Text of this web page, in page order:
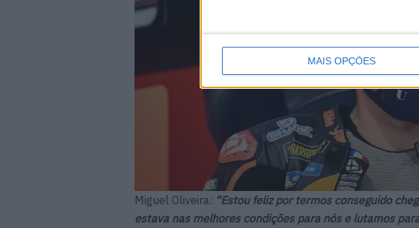
MAIS OPÇÕES
Miguel Oliveira: “Estou feliz por termos conseguido
estava nas melhores condições para nós e lutamos